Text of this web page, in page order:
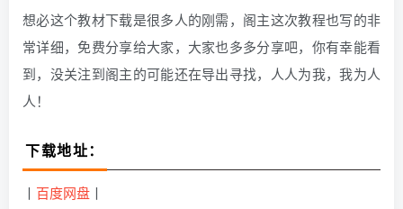
想必这个教材下载是很多人的刚需，阁主这次教程也写的非
常详细，免费分享给大家，大家也多多分享吧，你有幸能看
到，没关注到阁主的可能还在导出寻找，人人为我，我为人
人！
下载地址：
丨 百度网盘 丨